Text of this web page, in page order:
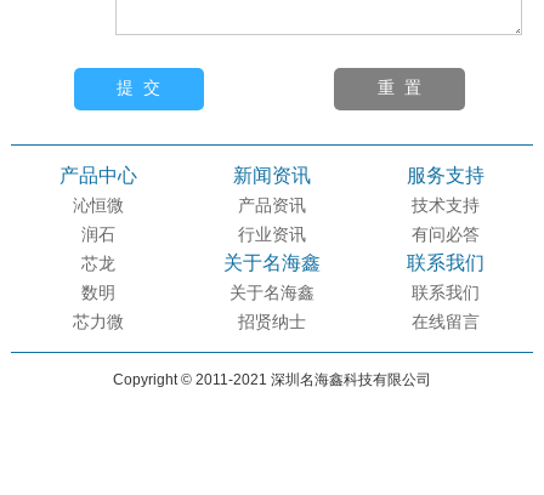
产品中心
沁恒微
润石
芯龙
数明
芯力微
新闻资讯
产品资讯
行业资讯
服务支持
技术支持
有问必答
关于名海鑫
关于名海鑫
招贤纳士
联系我们
联系我们
在线留言
Copyright © 2011-2021 深圳名海鑫科技有限公司